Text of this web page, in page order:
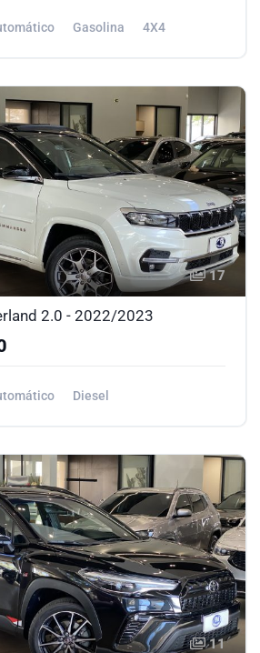
Gasolina 4X4
17
2.0 - 2022/2023
Diesel
11